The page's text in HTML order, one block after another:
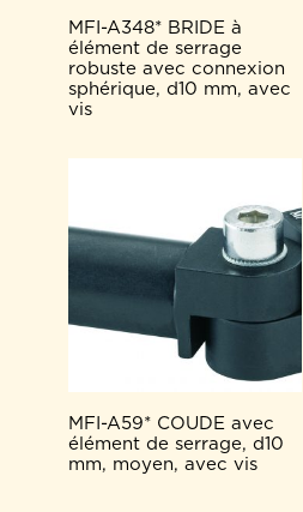
MFI-A348* BRIDE à
élément de serrage
robuste avec connexion
sphérique, d10 mm, avec
vis
MFI-A59* COUDE avec
élément de serrage, d10
mm, moyen, avec vis